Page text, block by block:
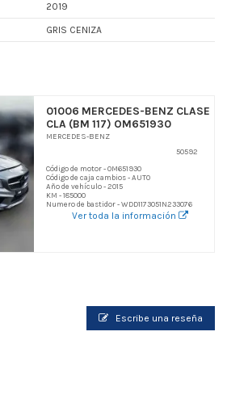
2019
GRIS CENIZA
01006 MERCEDES-BENZ CLASE
CLA (BM 117) OM651930
MERCEDES-BENZ
50592
Código de motor - OM651930
Código de caja cambios - AUTO
Año de vehículo - 2015
KM - 185000
Numero de bastidor - WDD1173051N233076
Ver toda la información
Escribe una reseña